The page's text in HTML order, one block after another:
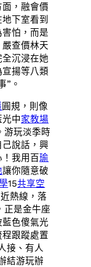
，融會價
下室看到
怕，而是
查價林天
沉浸在她
揚等八類
”。
圓規，則像
中家教場
游玩淡季時
說話，興
！我用百瑜
讓你隨意破
15共享空
熱線，落
正是金牛座
色傻氣光
跟蹤處置
接、有人
結游玩辦